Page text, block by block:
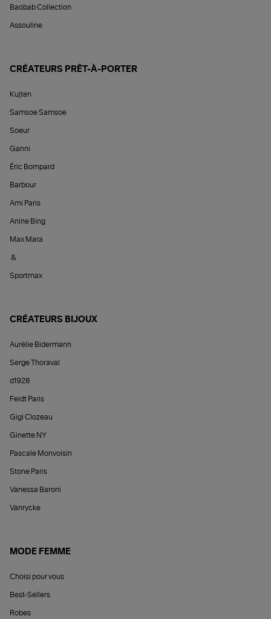
Baobab Collection
Assouline
CRÉATEURS PRÊT-À-PORTER
Kujten
Samsoe Samsoe
Soeur
Ganni
Éric Bompard
Barbour
Ami Paris
Anine Bing
Max Mara
&
Sportmax
CRÉATEURS BIJOUX
Aurélie Bidermann
Serge Thoraval
d1928
Feidt Paris
Gigi Clozeau
Ginette NY
Pascale Monvoisin
Stone Paris
Vanessa Baroni
Vanrycke
MODE FEMME
Choisi pour vous
Best-Sellers
Robes